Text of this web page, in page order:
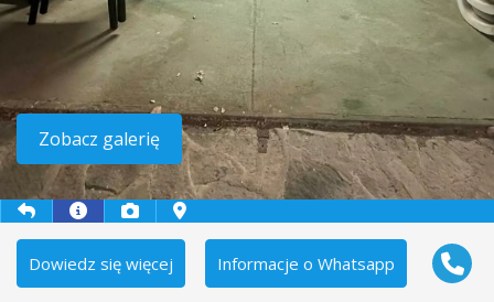
Zobacz galerię
Dowiedz się więcej Informacje o Whatsapp